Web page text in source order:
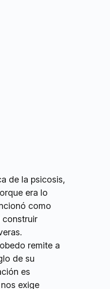
de la psicosis,
era lo
como
construir
remite a
de su
es
exige